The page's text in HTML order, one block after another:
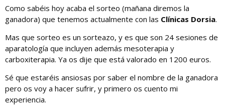
Como sabéis hoy acaba el sorteo (mañana diremos la
ganadora) que tenemos actualmente con las Clínicas Dorsia.
Mas que sorteo es un sorteazo, y es que son 24 sesiones de
aparatología que incluyen además mesoterapia y
carboxiterapia. Ya os dije que está valorado en 1200 euros.
Sé que estaréis ansiosas por saber el nombre de la ganadora
pero os voy a hacer sufrir, y primero os cuento mi
experiencia.